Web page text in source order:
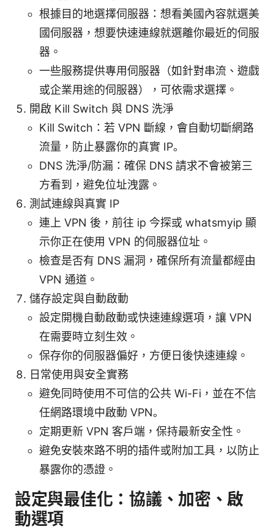
根據目的地選擇伺服器：想看美國內容就選美
國伺服器，想要快速連線就選離你最近的伺服
器。
一些服務提供專用伺服器（如針對串流、遊戲
或企業用途的伺服器），可依需求選擇。
開啟 Kill Switch 與 DNS 洗淨
Kill Switch：若 VPN 斷線，會自動切斷網路
流量，防止暴露你的真實 IP。
DNS 洗淨/防漏：確保 DNS 請求不會被第三
方看到，避免位址洩露。
測試連線與真實 IP
連上 VPN 後，前往 ip 今探或 whatsmyip 顯
示你正在使用 VPN 的伺服器位址。
檢查是否有 DNS 漏洞，確保所有流量都經由
VPN 通道。
儲存設定與自動啟動
設定開機自動啟動或快速連線選項，讓 VPN
在需要時立刻生效。
保存你的伺服器偏好，方便日後快速連線。
日常使用與安全實務
避免同時使用不可信的公共 Wi-Fi，並在不信
任網路環境中啟動 VPN。
定期更新 VPN 客戶端，保持最新安全性。
避免安裝來路不明的插件或附加工具，以防止
暴露你的憑證。
設定與最佳化：協議、加密、啟
動選項